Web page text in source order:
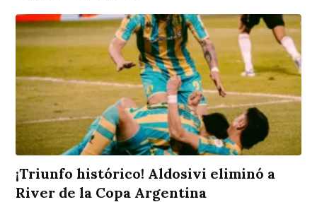
¡Triunfo histórico! Aldosivi eliminó a
River de la Copa Argentina